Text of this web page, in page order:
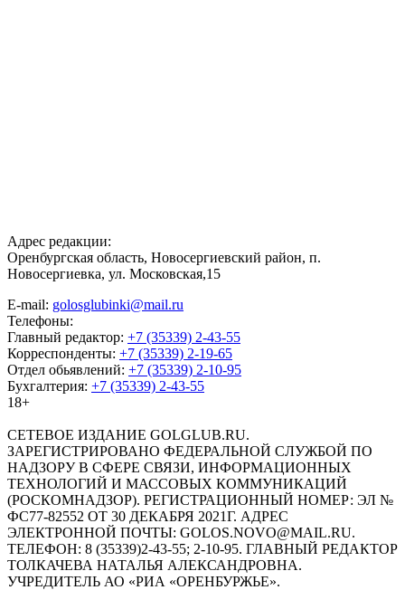
Адрес редакции:
Оренбургская область, Новосергиевский район, п.
Новосергиевка, ул. Московская,15
E-mail: golosglubinki@mail.ru
Телефоны:
Главный редактор: +7 (35339) 2-43-55
Корреспонденты: +7 (35339) 2-19-65
Отдел обьявлений: +7 (35339) 2-10-95
Бухгалтерия: +7 (35339) 2-43-55
18+
СЕТЕВОЕ ИЗДАНИЕ GOLGLUB.RU.
ЗАРЕГИСТРИРОВАНО ФЕДЕРАЛЬНОЙ СЛУЖБОЙ ПО
НАДЗОРУ В СФЕРЕ СВЯЗИ, ИНФОРМАЦИОННЫХ
ТЕХНОЛОГИЙ И МАССОВЫХ КОММУНИКАЦИЙ
(РОСКОМНАДЗОР). РЕГИСТРАЦИОННЫЙ НОМЕР: ЭЛ №
ФС77-82552 ОТ 30 ДЕКАБРЯ 2021Г. АДРЕС
ЭЛЕКТРОННОЙ ПОЧТЫ: GOLOS.NOVO@MAIL.RU.
ТЕЛЕФОН: 8 (35339)2-43-55; 2-10-95. ГЛАВНЫЙ РЕДАКТОР
ТОЛКАЧЕВА НАТАЛЬЯ АЛЕКСАНДРОВНА.
УЧРЕДИТЕЛЬ АО «РИА «ОРЕНБУРЖЬЕ».